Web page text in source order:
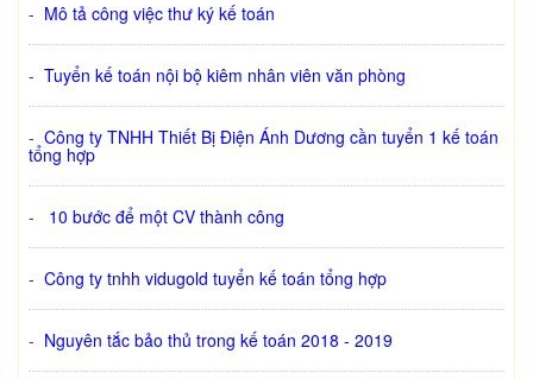
- Mô tả công việc thư ký kế toán
- Tuyển kế toán nội bộ kiêm nhân viên văn phòng
- Công ty TNHH Thiết Bị Điện Ánh Dương cần tuyển 1 kế toán
tổng hợp
- 10 bước để một CV thành công
- Công ty tnhh vidugold tuyển kế toán tổng hợp
- Nguyên tắc bảo thủ trong kế toán 2018 - 2019